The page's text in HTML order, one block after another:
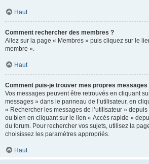
Haut
Comment rechercher des membres ?
Allez sur la page « Membres » puis cliquez sur le
membre ».
Haut
Comment puis-je trouver mes propres messages
Vos messages peuvent être retrouvés en cliquant
messages » dans le panneau de l’utilisateur, en
« Rechercher les messages de l’utilisateur »
ou bien en cliquant sur le lien « Accès rapide »
du forum. Pour rechercher vos sujets, utilisez la
choisissez les paramètres appropriés.
Haut